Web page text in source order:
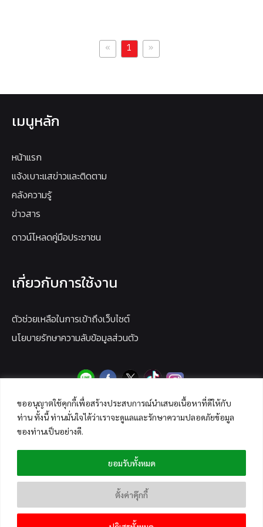
ขออนุญาตใช้คุกกี้เพื่อสร้างประสบการณ์นำเสนอเนื้อหาที่ดีให้กับ
ท่าน ทั้งนี้ ท่านมั่นใจได้ว่าเราจะดูแลและรักษาความปลอดภัยข้อมูล
ของท่านเป็นอย่างดี.
ตั้งค่าคุ๊กกี้
ยอมรับทั้งหมด
« 1 »
เมนูหลัก
หน้าแรก
แจ้งเบาะแสข่าวและติดตาม
คลังความรู้
ข่าวสาร
ดาวน์โหลดคู่มือประชาชน
เกี่ยวกับการใช้งาน
ตัวช่วยเหลือในการเข้าถึงเว็บไซต์
นโยบายรักษาความลับข้อมูลส่วนตัว